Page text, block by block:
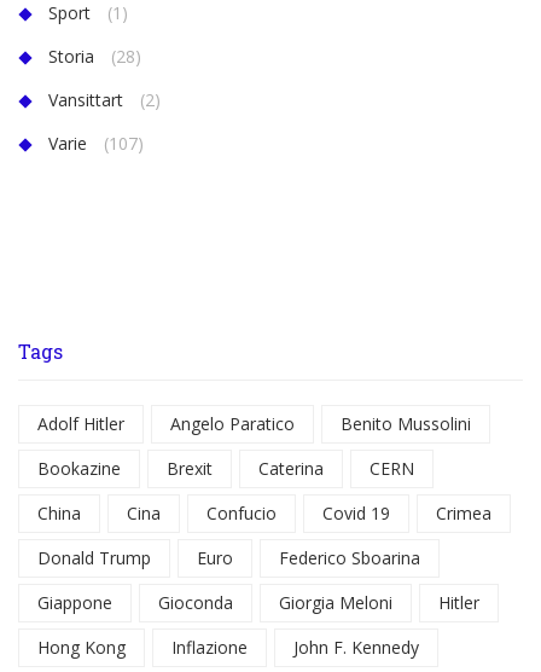
Sport
(1)
Storia
(28)
Vansittart
(2)
Varie
(107)
Tags
Adolf Hitler Angelo Paratico
Benito Mussolini
Bookazine
Brexit Caterina
CERN
China
Cina Confucio Covid 19
Crimea
Donald Trump
Euro
Federico Sboarina
Giappone
Gioconda Giorgia Meloni
Hitler
Hong Kong
Inflazione
John F. Kennedy